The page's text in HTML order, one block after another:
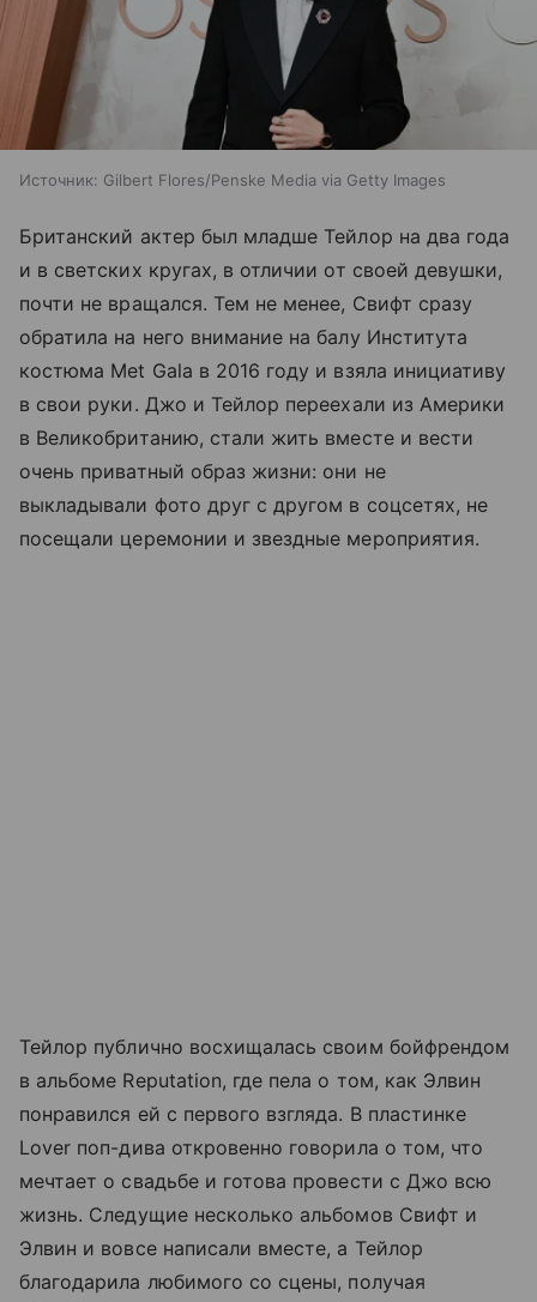
Источник: Gilbert Flores/Penske Media via Getty Images
Британский актер был младше Тейлор на два года
и в светских кругах, в отличии от своей девушки,
почти не вращался. Тем не менее, Свифт сразу
обратила на него внимание на балу Института
костюма Met Gala в 2016 году и взяла инициативу
в свои руки. Джо и Тейлор переехали из Америки
в Великобританию, стали жить вместе и вести
очень приватный образ жизни: они не
выкладывали фото друг с другом в соцсетях, не
посещали церемонии и звездные мероприятия.
Тейлор публично восхищалась своим бойфрендом
в альбоме Reputation, где пела о том, как Элвин
понравился ей с первого взгляда. В пластинке
Lover поп-дива откровенно говорила о том, что
мечтает о свадьбе и готова провести с Джо всю
жизнь. Следущие несколько альбомов Свифт и
Элвин и вовсе написали вместе, а Тейлор
благодарила любимого со сцены, получая